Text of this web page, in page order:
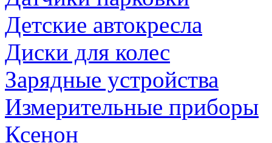
Детские автокресла
Диски для колес
Зарядные устройства
Измерительные приборы
Ксенон